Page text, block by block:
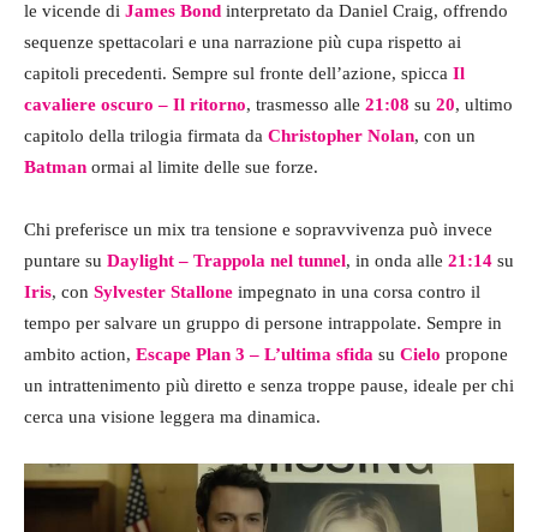
le vicende di James Bond interpretato da Daniel Craig, offrendo
sequenze spettacolari e una narrazione più cupa rispetto ai
capitoli precedenti. Sempre sul fronte dell’azione, spicca Il
cavaliere oscuro – Il ritorno, trasmesso alle 21:08 su 20, ultimo
capitolo della trilogia firmata da Christopher Nolan, con un
Batman ormai al limite delle sue forze.
Chi preferisce un mix tra tensione e sopravvivenza può invece
puntare su Daylight – Trappola nel tunnel, in onda alle 21:14 su
Iris, con Sylvester Stallone impegnato in una corsa contro il
tempo per salvare un gruppo di persone intrappolate. Sempre in
ambito action, Escape Plan 3 – L’ultima sfida su Cielo propone
un intrattenimento più diretto e senza troppe pause, ideale per chi
cerca una visione leggera ma dinamica.